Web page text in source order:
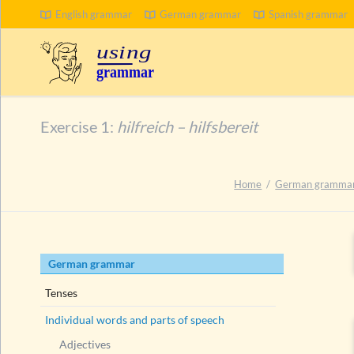
English grammar German grammar Spanish grammar
Exercise 1: hilfreich – hilfsbereit
Home German
Skip
navigation
German grammar
Tenses
Individual words and parts of speech
Adjectives